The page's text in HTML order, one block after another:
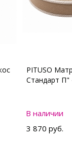
PITUSO
Стандарт
В наличии
3 870 руб.